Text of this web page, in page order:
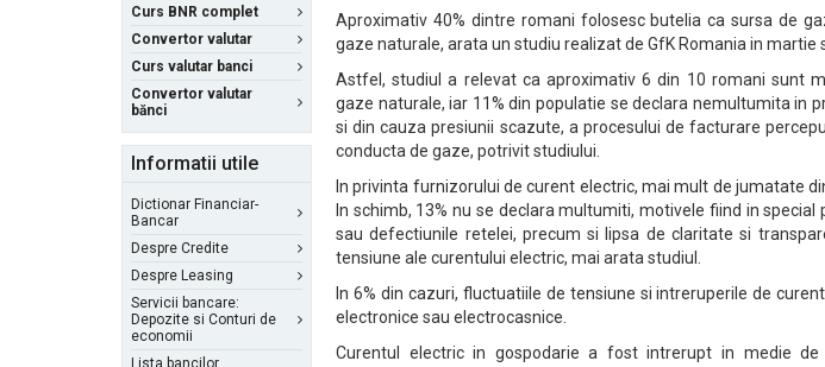
Curs BNR complet
Convertor valutar
Curs valutar banci
Convertor valutar
bănci
Informatii utile
Dictionar Financiar-
Bancar
Despre Credite
Despre Leasing
Servicii bancare:
Depozite si Conturi de
economii
Lista bancilor
Aproximativ 40% dintre romani folosesc butelia ca sursa de
gaze naturale, arata un studiu realizat de GfK Romania in martie
Astfel, studiul a relevat ca aproximativ 6 din 10 romani sunt
gaze naturale, iar 11% din populatie se declara nemultumita in
si din cauza presiunii scazute, a procesului de facturare
conducta de gaze, potrivit studiului.
In privinta furnizorului de curent electric, mai mult de jumatate
In schimb, 13% nu se declara multumiti, motivele fiind in
sau defectiunile retelei, precum si lipsa de claritate si
tensiune ale curentului electric, mai arata studiul.
In 6% din cazuri, fluctuatiile de tensiune si intreruperile de
electronice sau electrocasnice.
Curentul electric in gospodarie a fost intrerupt in medie